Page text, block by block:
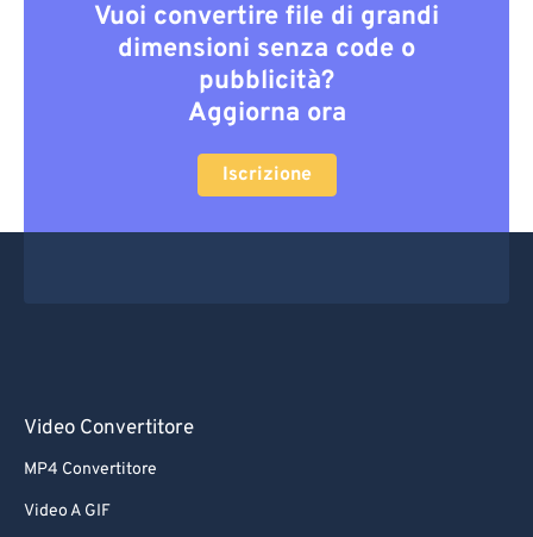
Vuoi convertire file di grandi
dimensioni senza code o
pubblicità?
Aggiorna ora
Iscrizione
Video Convertitore
MP4 Convertitore
Video A GIF